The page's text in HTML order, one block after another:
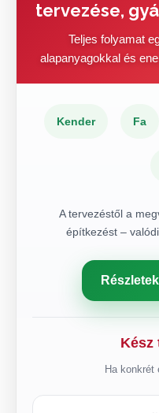
tervezése,
Teljes folyamat
alapanyagokkal és
Kender Fa
A tervezéstől a
építkezést –
Kész
Ha konkrét